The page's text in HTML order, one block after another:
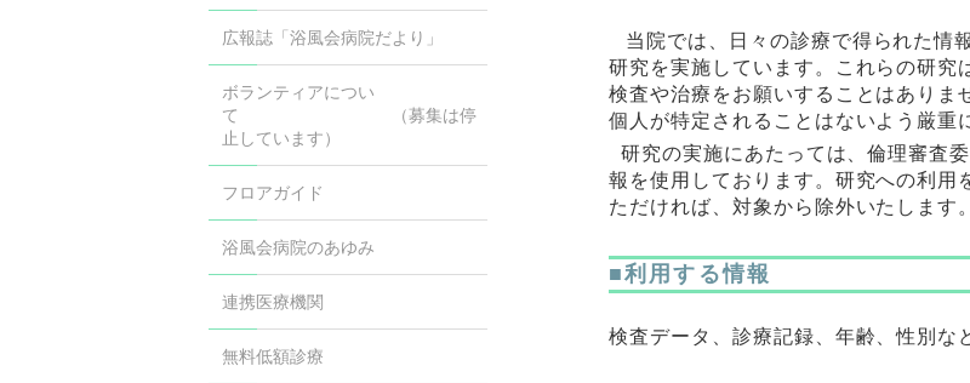
広報誌「浴風会病院だより」
ボランティアについ
て （募集は停
止しています）
フロアガイド
浴風会病院のあゆみ
連携医療機関
無料低額診療
当院では、日々の診療で得られた情
研究を実施しています。これらの研究
検査や治療をお願いすることはありま
個人が特定されることはないよう厳重
研究の実施にあたっては、倫理審査
報を使用しております。研究への利用
ただければ、対象から除外いたします
■利用する情報
検査データ、診療記録、年齢、性別な